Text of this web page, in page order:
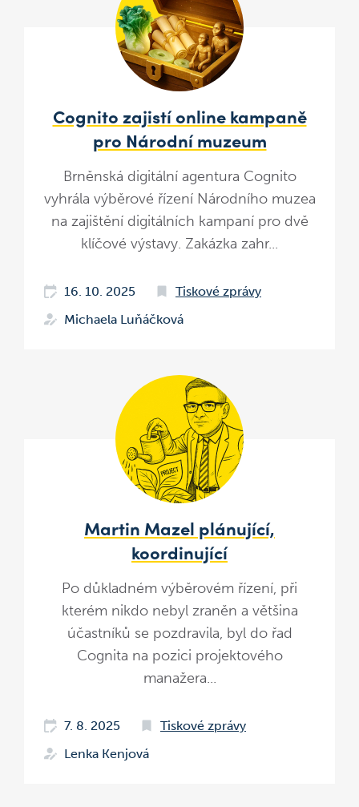
Cognito zajistí online kampaně
pro Národní muzeum
Brněnská digitální agentura Cognito
vyhrála výběrové řízení Národního muzea
na zajištění digitálních kampaní pro dvě
klíčové výstavy. Zakázka zahr...
16. 10. 2025
Tiskové zprávy
Michaela Luňáčková
Martin Mazel plánující,
koordinující
Po důkladném výběrovém řízení, při
kterém nikdo nebyl zraněn a většina
účastníků se pozdravila, byl do řad
Cognita na pozici projektového
manažera...
7. 8. 2025
Tiskové zprávy
Lenka Kenjová